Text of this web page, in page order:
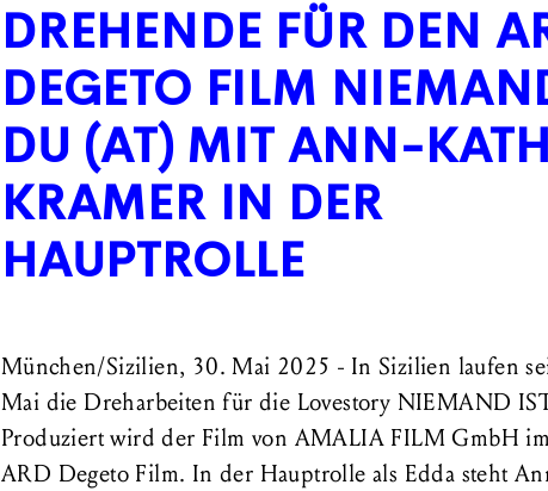
DREHENDE FÜR DEN
DEGETO FILM
DU (AT) MIT ANN-
KRAMER IN DER
HAUPTROLLE
München/Sizilien, 30. Mai 2025 - In Sizilien laufen
Mai die Dreharbeiten für die Lovestory NIEMAND
Produziert wird der Film von AMALIA FILM GmbH
ARD Degeto Film. In der Hauptrolle als Edda steht